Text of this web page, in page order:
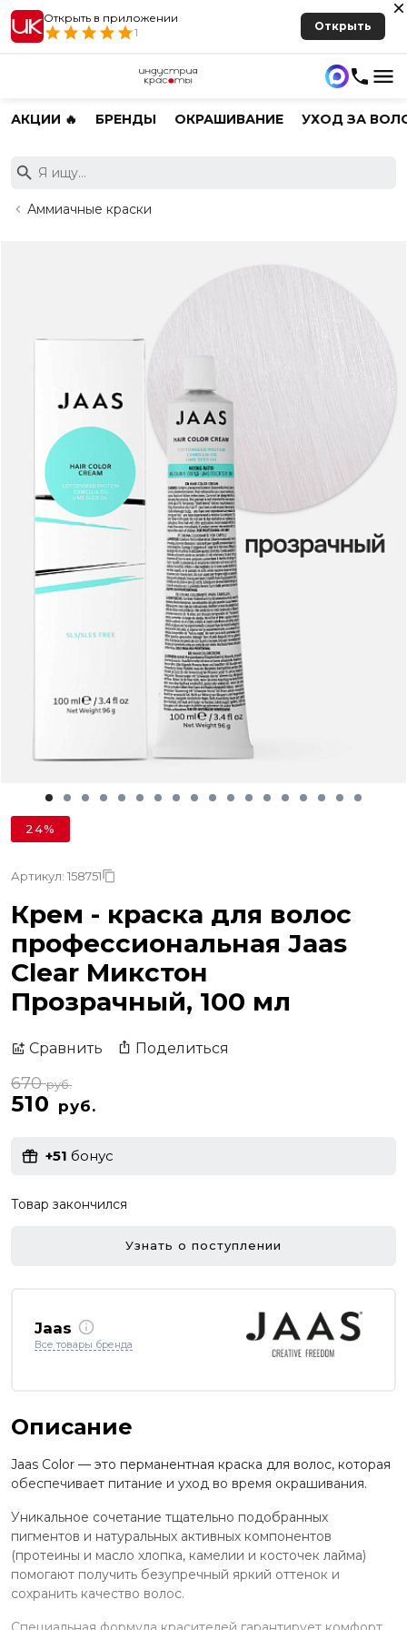
Открыть в приложении
1
Открыть
АКЦИИ 🔥 БРЕНДЫ ОКРАШИВАНИЕ УХОД ЗА
Аммиачные краски
24%
Артикул: 158751
Крем - краска для волос
профессиональная Jaas
Clear Микстон
Прозрачный, 100 мл
Сравнить Поделиться
510 руб.
670руб.
+51 бонус
Товар закончился
Узнать о поступлении
Jaas
Все товары бренда
Описание
Jaas Color — это перманентная краска для волос, которая
обеспечивает питание и уход во время окрашивания.
Уникальное сочетание тщательно подобранных
пигментов и натуральных активных компонентов
(протеины и масло хлопка, камелии и косточек лайма)
помогают получить безупречный яркий оттенок и
сохранить качество волос.